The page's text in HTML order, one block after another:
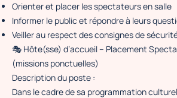
Orienter et placer les spectateurs en salle
Informer le public et répondre à leurs
Veiller au respect des consignes de
🎭 Hôte(sse) d’accueil – Placement
(missions ponctuelles)
Description du poste :
Dans le cadre de sa programmation